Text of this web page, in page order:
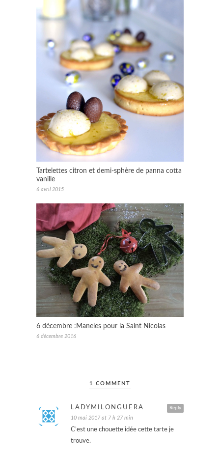
Tartelettes citron et demi-sphère de panna cotta
vanille
6 avril 2015
6 décembre :Maneles pour la Saint Nicolas
6 décembre 2016
1 COMMENT
Reply
LADYMILONGUERA
10 mai 2017 at 7 h 27 min
C’est une chouette idée cette tarte je
trouve.